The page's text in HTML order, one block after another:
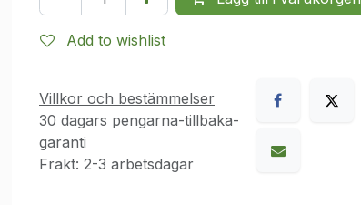
Add to wishlist
Villkor och bestämmelser
30 dagars pengarna-tillbaka-
garanti
Frakt: 2-3 arbetsdagar